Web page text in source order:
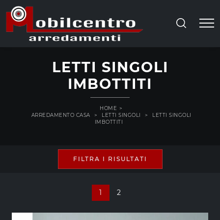
LETTI SINGOLI
IMBOTTITI
HOME >
ARREDAMENTO CASA
> LETTI SINGOLI >
LETTI SINGOLI
IMBOTTITI
FILTRA I RISULTATI
1 2